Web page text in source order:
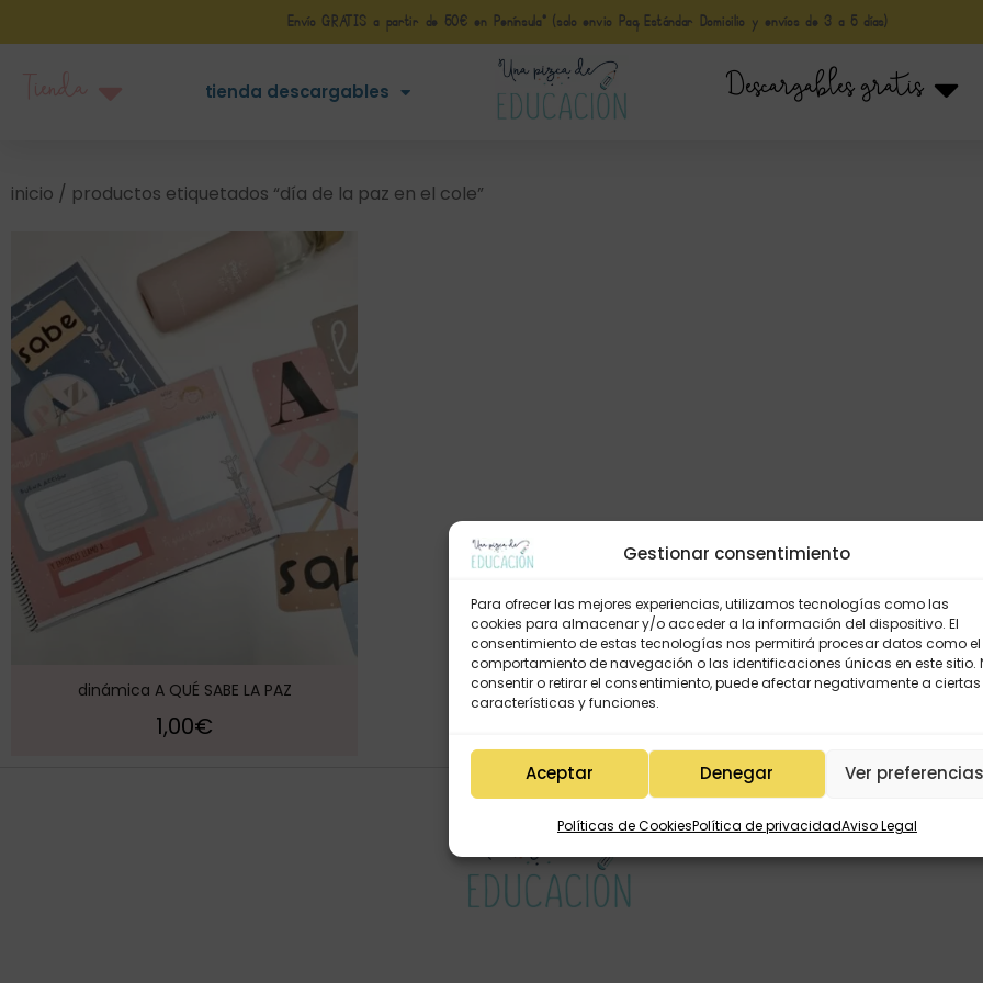
Gestionar consentimiento
Para ofrecer las mejores experiencias, utilizamos tecnologías como las
cookies para almacenar y/o acceder a la información del dispositivo. El
consentimiento de estas tecnologías nos permitirá procesar datos como el
comportamiento de navegación o las identificaciones únicas en este sitio.
consentir o retirar el consentimiento, puede afectar negativamente a ciertas
características y funciones.
Aceptar Denegar Ver
Políticas de CookiesPolítica de privacidadAviso Legal
Envío GRATIS a partir de 50€ en Península* (solo envio Paq Estándar Domicilio y envíos de 3 a 5 días)
tienda descargables Descargables gratis
inicio / productos etiquetados “día de la paz en el cole”
dinámica A QUÉ SABE LA PAZ
1,00€